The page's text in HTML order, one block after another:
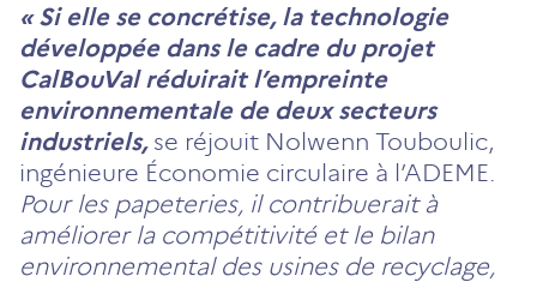
« Si elle se concrétise, la technologie
développée dans le cadre du projet
CalBouVal réduirait l’empreinte
environnementale de deux secteurs
industriels,se réjouit Nolwenn Touboulic,
ingénieure Économie circulaire à l’ADEME.
Pour les papeteries, il contribuerait à
améliorer la compétitivité et le bilan
environnemental des usines de recyclage,